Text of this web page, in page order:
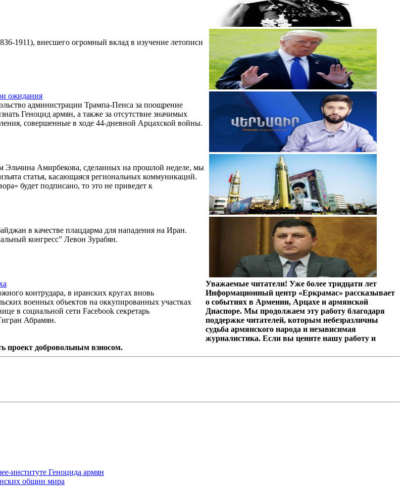
1911), внесшего огромный вклад в изучение летописи
ожидания
администрации Трампа-Пенса за поощрение
Геноцид армян, а также за отсутствие значимых
совершенные в ходе 44-дневной Арцахской войны.
Эльчина Амирбекова, сделанных на прошлой неделе, мы
статья, касающаяся региональных коммуникаций.
будет подписано, то это не приведет к
в качестве плацдарма для нападения на Иран.
конгресс” Левон Зурабян.
контрудара, в иранских кругах вновь
военных объектов на оккупированных участках
в социальной сети Facebook секретарь
Абрамян.
Уважаемые читатели! Уже более тридцати лет
Информационный центр «Еркрамас» рассказывает
о событиях в Армении, Арцахе и армянской
Диаспоре. Мы продолжаем эту работу благодаря
поддержке читателей, которым небезразличны
судьба армянского народа и независимая
журналистика. Если вы цените нашу работу и
проект добровольным взносом.
институте Геноцида армян
общин мира